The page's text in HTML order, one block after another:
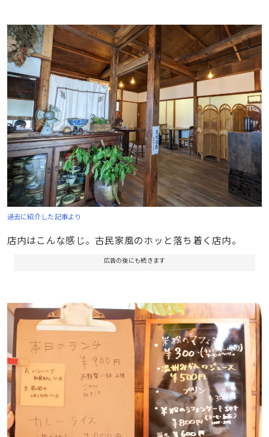
過去に紹介した記事より
店内はこんな感じ。古民家風のホッと落ち着く店内。
広告の後にも続きます